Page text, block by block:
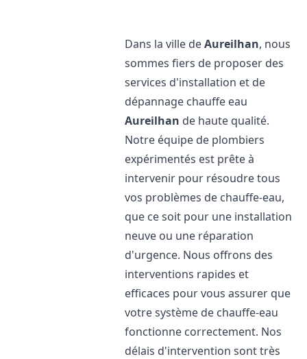
Dans la ville deAureilhan, nous
sommes fiers de proposer des
services d'installation et de
dépannage chauffe eau
Aureilhan de haute qualité.
Notre équipe de plombiers
expérimentés est prête à
intervenir pour résoudre tous
vos problèmes de chauffe-eau,
que ce soit pour une installation
neuve ou une réparation
d'urgence. Nous offrons des
interventions rapides et
efficaces pour vous assurer que
votre système de chauffe-eau
fonctionne correctement. Nos
délais d'intervention sont très